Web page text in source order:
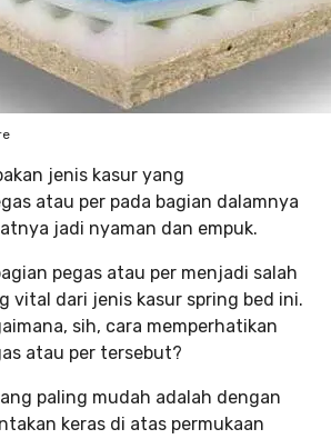
jenis kasur yang
atau per pada bagian dalamnya
jadi nyaman dan empuk.
pegas atau per menjadi salah
vital dari jenis kasur spring bed ini.
sih, cara memperhatikan
atau per tersebut?
paling mudah adalah dengan
keras di atas permukaan